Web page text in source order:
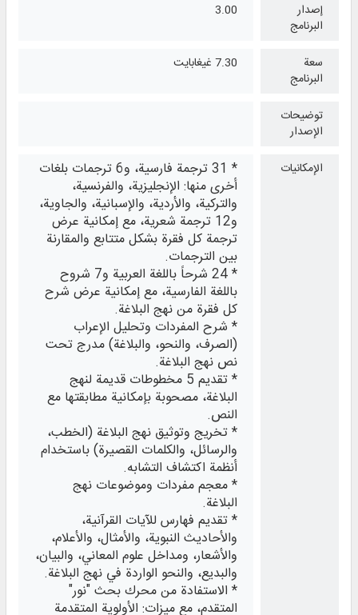
إصدار
البرنامج
3.00
سعة
البرنامج
7.30 غيغابايت
توضيحات
الإصدار
الإمكانيات
* 31 ترجمة فارسية، و6 ترجمات بلغات
أخرى منها: الإنجليزية، والفرنسية،
والتركية، والأردية، والإسبانية، والجاوية،
و12 ترجمة شعرية، مع إمكانية عرض
ترجمة كل فقرة بشكل متتابع والمقارنة
بين الترجمات.
* 24 شرحاً باللغة العربية و7 شروح
باللغة الفارسية، مع إمكانية عرض شرح
كل فقرة من نهج البلاغة.
* شرح المفردات وتحليل الإعراب
(الصرف، والنحو، والبلاغة) مدرج تحت
نص نهج البلاغة.
* تقديم 5 مخطوطات قديمة لنهج
البلاغة، مصحوبة بإمكانية مطابقتها مع
النص.
* تخريج وتوثيق نهج البلاغة (الخطب،
والرسائل، والكلمات القصيرة) باستخدام
أنظمة اكتشاف التشابه.
* معجم مفردات وموضوعات نهج
البلاغة.
* تقديم فهارس للآيات القرآنية،
والأحاديث النبوية، والأمثال، والأعلام،
والأشعار، ومداخل علوم المعاني، والبيان،
والبديع، والنحو الواردة في نهج البلاغة.
* الاستفادة من محرك بحث "نور"
المتقدم، مع ميزات: الأولوية المتقدمة